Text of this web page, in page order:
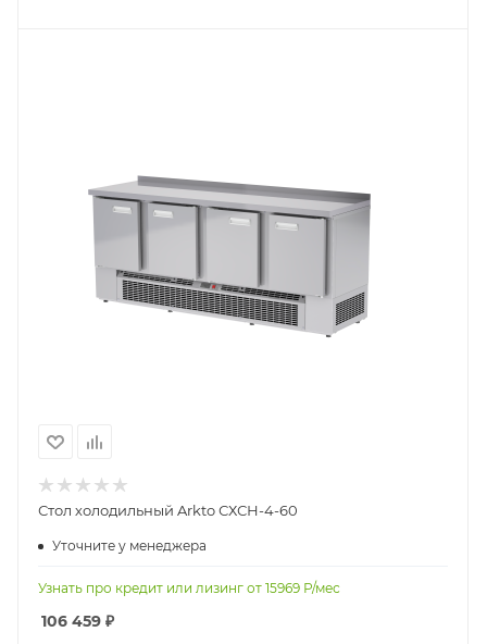
Стол холодильный Arkto СХСН-4-60
Уточните у менеджера
Узнать про кредит или лизинг от 15969 Р/мес
106 459 ₽